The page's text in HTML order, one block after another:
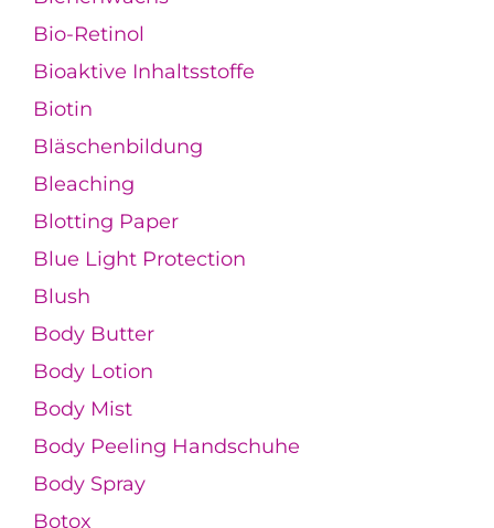
Bio-Retinol
Bioaktive Inhaltsstoffe
Biotin
Bläschenbildung
Bleaching
Blotting Paper
Blue Light Protection
Blush
Body Butter
Body Lotion
Body Mist
Body Peeling Handschuhe
Body Spray
Botox